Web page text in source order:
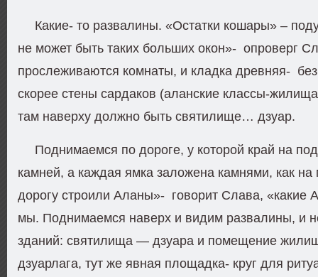
Какие- то развалины. «Остатки кошары» –
не может быть таких больших окон»- опроверг
прослеживаются комнаты, и кладка древняя-
скорее стены сардаков (аланские классы-
там наверху должно быть святилище… дзуар.
Поднимаемся по дороге, у которой край на
камней, а каждая ямка заложена камнями, как на
дорогу строили Аланы»- говорит Слава,
мы. Поднимаемся наверх и видим развалины, и
зданий: святилища — дзуара и помещение
дзуарлага, тут же явная площадка- круг для